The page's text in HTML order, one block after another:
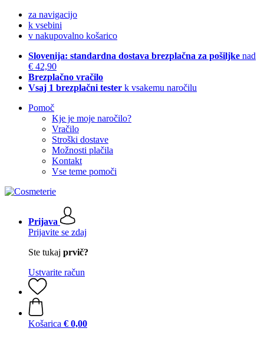
za navigacijo
k vsebini
v nakupovalno košarico
Slovenija: standardna dostava brezplačna za pošiljke nad
€ 42,90
Brezplačno vračilo
Vsaj 1 brezplačni tester k vsakemu naročilu
Pomoč
Kje je moje naročilo?
Vračilo
Stroški dostave
Možnosti plačila
Kontakt
Vse teme pomoči
Prijava
Prijavite se zdaj
Ste tukaj prvič?
Ustvarite račun
Košarica € 0,00